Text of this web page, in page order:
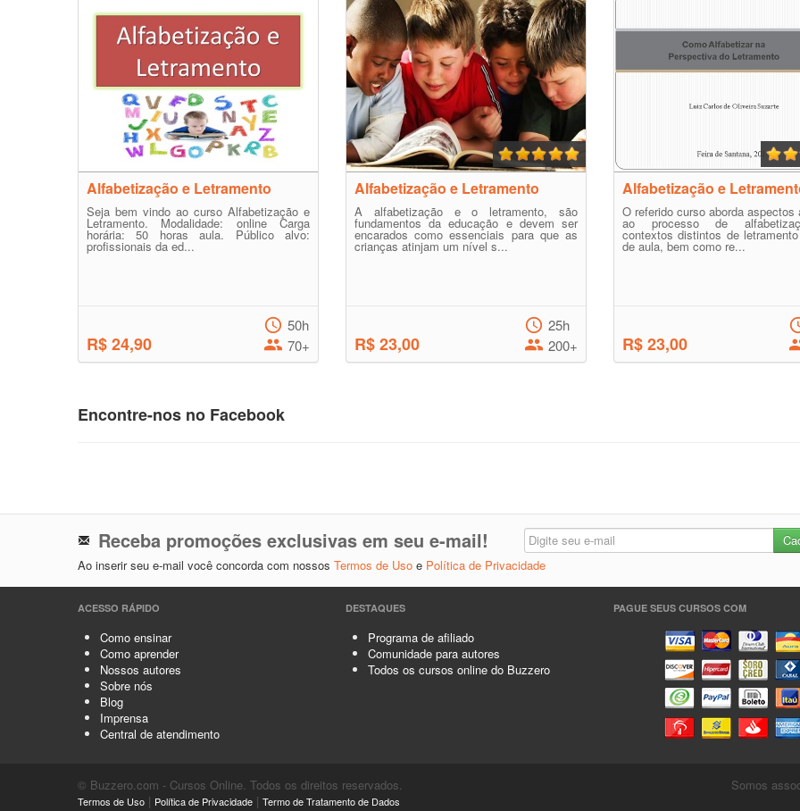
Alfabetização e Letramento
Seja bem vindo ao curso Alfabetização e
Letramento. Modalidade: online Carga
horária: 50 horas aula. Público alvo:
profissionais da ed...
R$ 24,90
50h
70+
Alfabetização e Letramento
A alfabetização e o letramento, são
fundamentos da educação e devem ser
encarados como essenciais para que as
crianças atinjam um nível s...
R$ 23,00
25h
200+
Alfabetização e
O referido curso aborda aspectos
ao processo de
contextos distintos de
de aula, bem como re...
R$ 23,00
Encontre-nos no Facebook
Receba promoções exclusivas em seu e-mail!
Ao inserir seu e-mail você concorda com nossos Termos de Uso e Política de Privacidade
ACESSO RÁPIDO
Como ensinar
Como aprender
Nossos autores
Sobre nós
Blog
Imprensa
Central de atendimento
DESTAQUES
Programa de afiliado
Comunidade para autores
Todos os cursos online do Buzzero
PAGUE SEUS CURSOS COM
© Buzzero.com - Cursos Online. Todos os direitos reservados.
Termos de Uso | Política de Privacidade | Termo de Tratamento de Dados
Somos